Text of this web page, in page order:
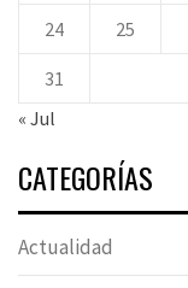
24 25
31
« Jul
CATEGORÍAS
Actualidad